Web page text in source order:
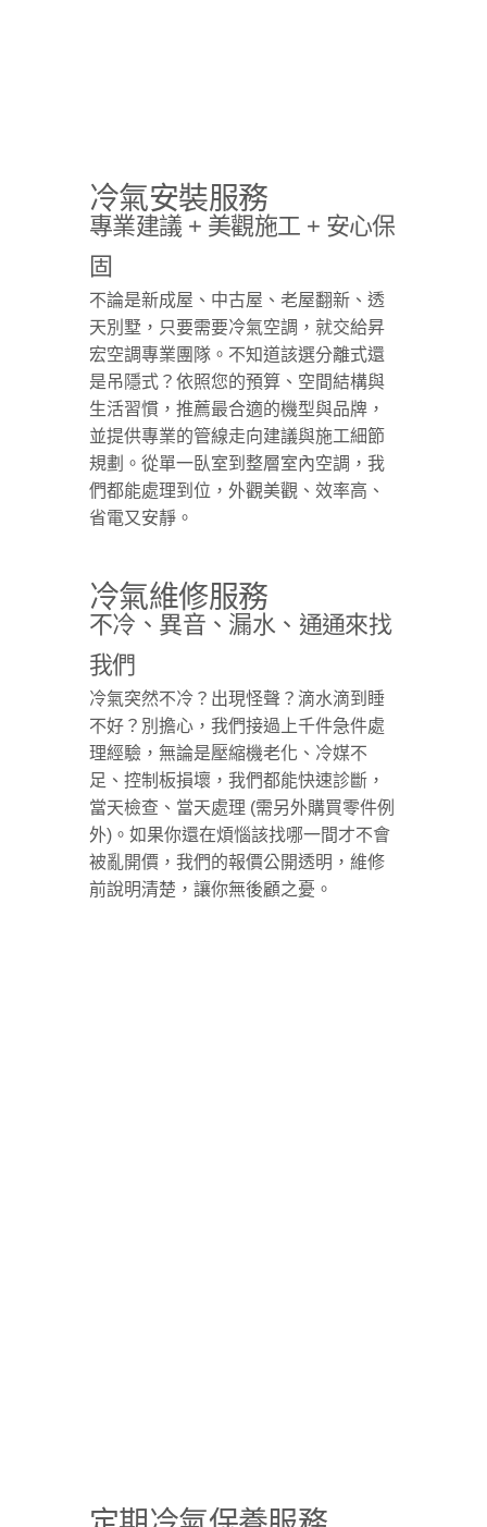
冷氣安裝服務
專業建議 + 美觀施工 + 安心保
固
不論是新成屋、中古屋、老屋翻新、透
天別墅，只要需要冷氣空調，就交給昇
宏空調專業團隊。不知道該選分離式還
是吊隱式？依照您的預算、空間結構與
生活習慣，推薦最合適的機型與品牌，
並提供專業的管線走向建議與施工細節
規劃。從單一臥室到整層室內空調，我
們都能處理到位，外觀美觀、效率高、
省電又安靜。
冷氣維修服務
不冷、異音、漏水、通通來找
我們
冷氣突然不冷？出現怪聲？滴水滴到睡
不好？別擔心，我們接過上千件急件處
理經驗，無論是壓縮機老化、冷媒不
足、控制板損壞，我們都能快速診斷，
當天檢查、當天處理 (需另外購買零件例
外)。如果你還在煩惱該找哪一間才不會
被亂開價，我們的報價公開透明，維修
前說明清楚，讓你無後顧之憂。